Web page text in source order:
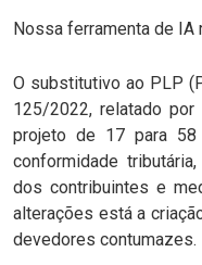
Nossa ferramenta de IA
O substitutivo ao PLP
125/2022, relatado por
projeto de 17 para 58
conformidade
dos contribuintes e
alterações está a
devedores contumazes.